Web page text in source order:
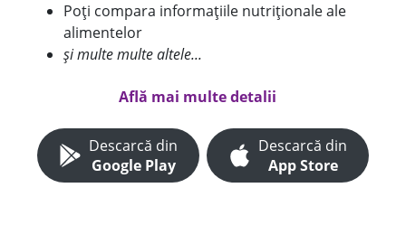
Poți compara informațiile nutriționale ale
alimentelor
și multe multe altele...
Află mai multe detalii
Descarcă din
Google Play
Descarcă din
App Store